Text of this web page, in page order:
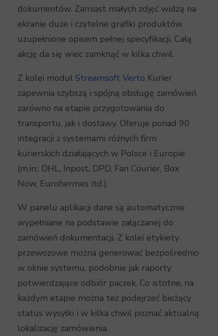
dokumentów. Zamiast małych zdjęć widzą na
ekranie duże i czytelne grafiki produktów
uzupełnione opisem pełnej specyfikacji. Całą
akcję da się wiec zamknąć w kilka chwil.
Z kolei moduł Streamsoft Verto Kurier
zapewnia szybszą i spójną obsługę zamówień
zarówno na etapie przygotowania do
transportu, jak i dostawy. Oferuje ponad 90
integracji z systemami różnych firm
kurierskich działających w Polsce i Europie
(m.in.: DHL, Inpost, DPD, Fan Courier, Box
Now, Eurohermes itd.).
W panelu aplikacji dane są automatycznie
wypełniane na podstawie załączanej do
zamówień dokumentacji. Z kolei etykiety
przewozowe można generować bezpośrednio
w oknie systemu, podobnie jak raporty
potwierdzające odbiór paczek. Co istotne, na
każdym etapie można też podejrzeć bieżący
status wysyłki i w kilka chwil poznać aktualną
lokalizację zamówienia.